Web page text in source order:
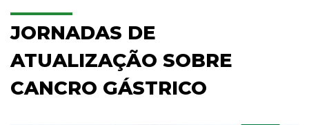
JORNADAS DE
ATUALIZAÇÃO SOBRE
CANCRO GÁSTRICO